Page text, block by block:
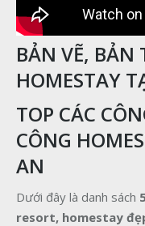
BẢN VẼ, BẢN
HOMESTAY
TOP CÁC
CÔNG
AN
Dưới đây là danh sách
resort, homestay